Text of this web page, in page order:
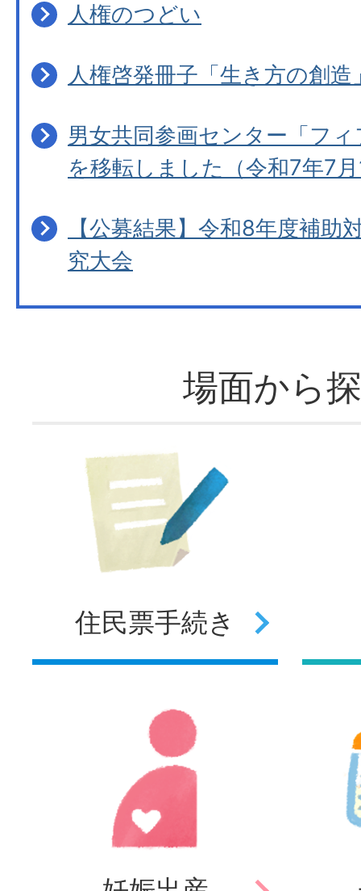
人権のつどい
人権啓発冊子「生き方の創造
男女共同参画センター「フ
を移転しました（令和7年7
【公募結果】令和8年度補助
究大会
場面から
住民票手続き